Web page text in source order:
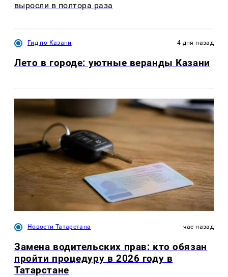
выросли в полтора раза
Гид по Казани 4 дня назад
Лето в городе: уютные веранды Казани
Новости Татарстана час назад
Замена водительских прав: кто обязан
пройти процедуру в 2026 году в
Татарстане